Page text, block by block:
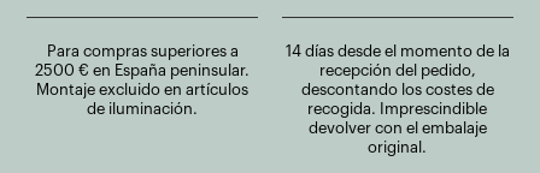
Para compras superiores a
2500 € en España peninsular.
Montaje excluido en artículos
de iluminación.
14 días desde el momento de la
recepción del pedido,
descontando los costes de
recogida. Imprescindible
devolver con el embalaje
original.